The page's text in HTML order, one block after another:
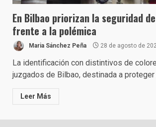
En Bilbao priorizan la seguridad
frente a la polémica
Maria Sánchez Peña 28 de agosto de
La identificación con distintivos de
juzgados de Bilbao, destinada a proteger
Leer Más